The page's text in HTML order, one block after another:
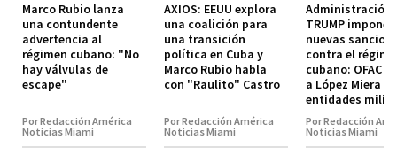
Marco Rubio lanza
una contundente
advertencia al
régimen cubano: "No
hay válvulas de
escape"
Por Redacción América
Noticias Miami
AXIOS: EEUU explora
una coalición para
una transición
política en Cuba y
Marco Rubio habla
con "Raulito" Castro
Por Redacción América
Noticias Miami
Administración
TRUMP impone
nuevas
contra el
cubano: OFAC
a López Miera y
entidades
Por Redacción
Noticias Miami